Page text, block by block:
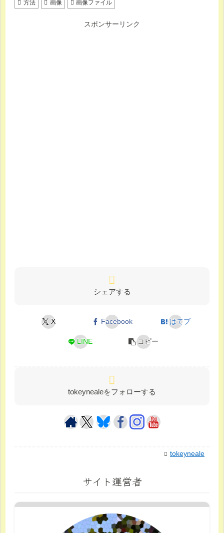
方法
画像 画像ファイル
スポンサーリンク
シェアする
X Facebook はてブ
LINE コピー
tokeynealeをフォローする
tokeyneale
サイト運営者